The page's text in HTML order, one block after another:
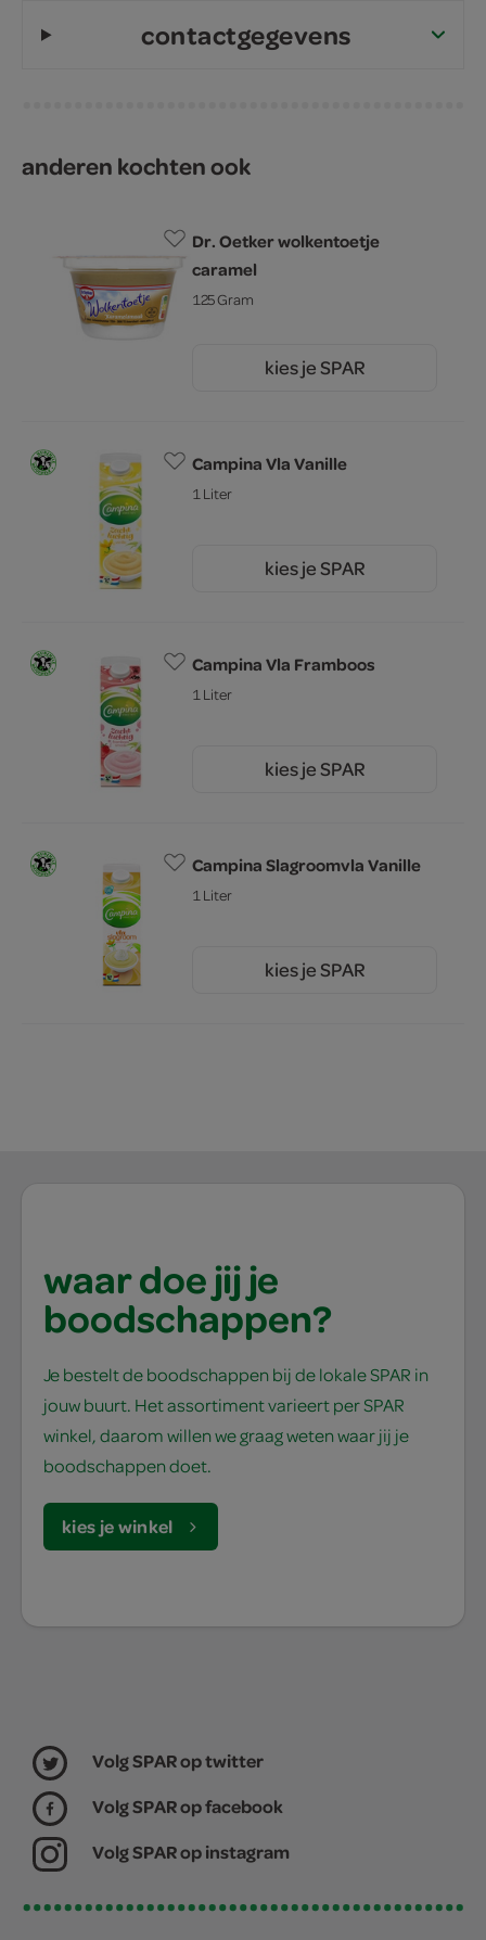
contactgegevens
anderen kochten ook
Dr. Oetker wolkentoetje
caramel
125 Gram
kies je SPAR
Campina Vla Vanille
1 Liter
kies je SPAR
Campina Vla Framboos
1 Liter
kies je SPAR
Campina Slagroomvla Vanille
1 Liter
kies je SPAR
waar doe jij je
boodschappen?
Je bestelt de boodschappen bij de lokale SPAR in
jouw buurt. Het assortiment varieert per SPAR
winkel, daarom willen we graag weten waar jij je
boodschappen doet.
kies je winkel
Volg SPAR op twitter
Volg SPAR op facebook
Volg SPAR op instagram